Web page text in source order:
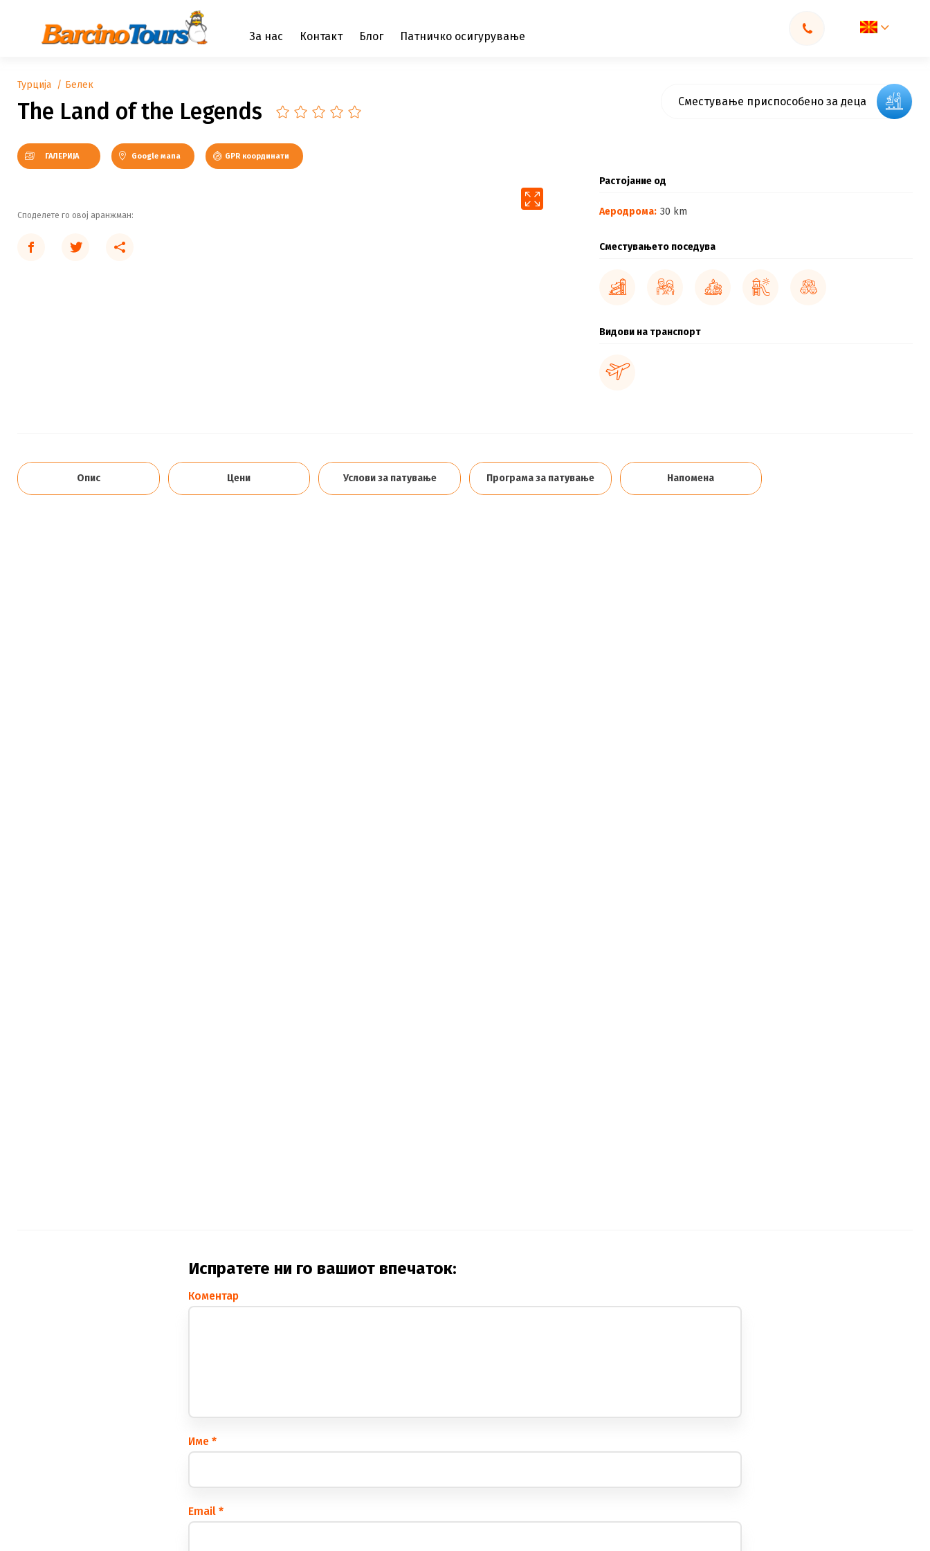
За нас Контакт Блог Патничко осигурување
Турција Белек
The Land of the Legends Сместување приспособено за деца
ГАЛЕРИЈА Google мапа GPR координати
Споделете го овој аранжман:
Растојание од
Аеродрома: 30 km
Сместувањето поседува
Видови на транспорт
Опис Цени Услови за патување Програма за патување Напомена
Испратете ни го вашиот впечаток:
Коментар
Име *
Еmail *